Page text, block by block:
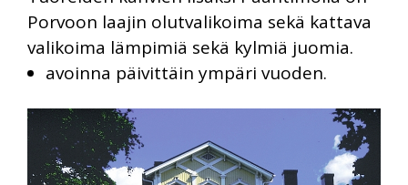
Porvoon laajin olutvalikoima sekä kattava
valikoima lämpimiä sekä kylmiä juomia.
avoinna päivittäin ympäri vuoden.